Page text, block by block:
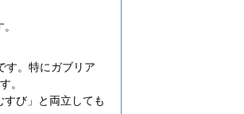
す。特にガブリア
。
すび」と両立しても